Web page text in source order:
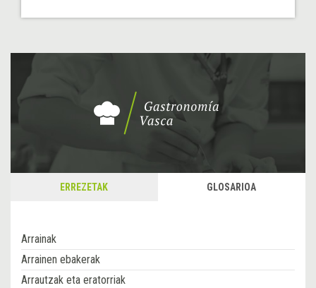
ERREZETAK GLOSARIOA
Arrainak
Arrainen ebakerak
Arrautzak eta eratorriak